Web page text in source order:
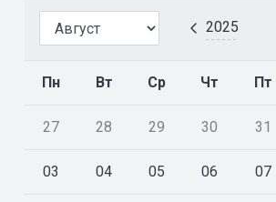
2025
Пн Вт Ср Чт Пт
27 28 29 30 31
03 04 05 06 07